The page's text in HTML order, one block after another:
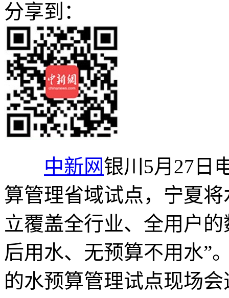
分享到：
中新网银川5月27日
算管理省域试点，宁夏
立覆盖全行业、全用户
后用水、无预算不用水”
的水预算管理试点现场